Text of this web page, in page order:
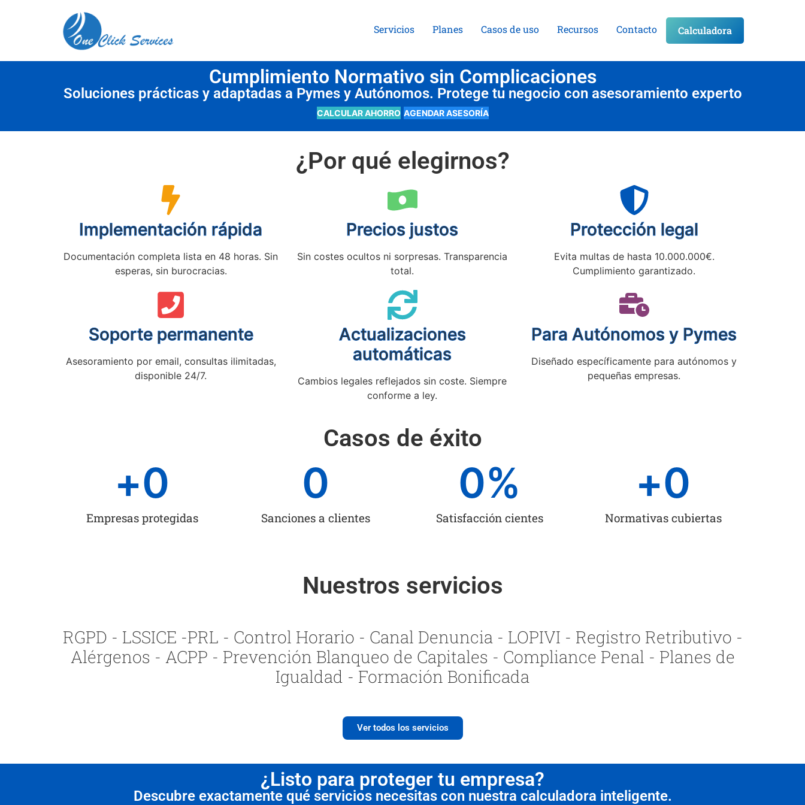
Servicios Planes Casos de uso Recursos Contacto Calculadora
Cumplimiento Normativo sin Complicaciones
Soluciones prácticas y adaptadas a Pymes y Autónomos. Protege tu negocio con asesoramiento experto
CALCULAR AHORRO AGENDAR ASESORÍA
¿Por qué elegirnos?
Implementación rápida
Documentación completa lista en 48 horas. Sin
esperas, sin burocracias.
Precios justos
Sin costes ocultos ni sorpresas. Transparencia
total.
Protección legal
Evita multas de hasta 10.000.000€.
Cumplimiento garantizado.
Soporte permanente
Asesoramiento por email, consultas ilimitadas,
disponible 24/7.
Actualizaciones
automáticas
Cambios legales reflejados sin coste. Siempre
conforme a ley.
Para Autónomos y Pymes
Diseñado específicamente para autónomos y
pequeñas empresas.
Casos de éxito
Empresas protegidas
+0
Sanciones a clientes
0
Satisfacción cientes
0%
Normativas cubiertas
+0
Nuestros servicios
RGPD - LSSICE -PRL - Control Horario - Canal Denuncia - LOPIVI - Registro Retributivo -
Alérgenos - ACPP - Prevención Blanqueo de Capitales - Compliance Penal - Planes de
Igualdad - Formación Bonificada
Ver todos los servicios
¿Listo para proteger tu empresa?
Descubre exactamente qué servicios necesitas con nuestra calculadora inteligente.